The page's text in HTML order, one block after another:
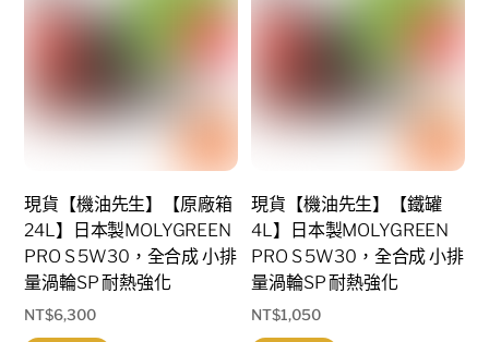
現貨【機油先生】【原廠箱
24L】日本製MOLYGREEN
PRO S 5W30，全合成 小排
量渦輪SP 耐熱強化
NT$6,300
現貨【機油先生】【鐵罐
4L】日本製MOLYGREEN
PRO S 5W30，全合成 小排
量渦輪SP 耐熱強化
NT$1,050